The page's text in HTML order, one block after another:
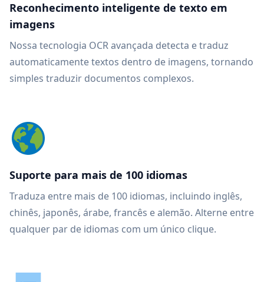
Reconhecimento inteligente de texto em
imagens
Nossa tecnologia OCR avançada detecta e traduz
automaticamente textos dentro de imagens, tornando
simples traduzir documentos complexos.
Suporte para mais de 100 idiomas
Traduza entre mais de 100 idiomas, incluindo inglês,
chinês, japonês, árabe, francês e alemão. Alterne entre
qualquer par de idiomas com um único clique.